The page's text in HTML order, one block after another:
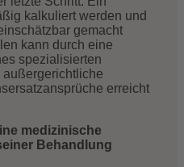
kalkuliert werden und
gemacht
kann durch eine
spezialisierten
außergerichtliche
erreicht
medizinische
Behandlung